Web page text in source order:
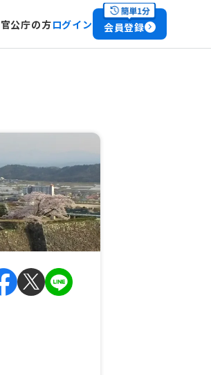
官公庁の方ログイン 会員登録